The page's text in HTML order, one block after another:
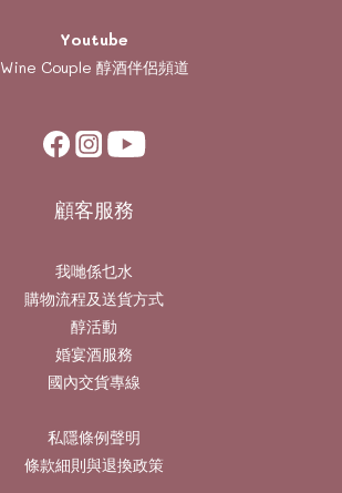
Youtube
Wine Couple 醇酒伴侶頻道
顧客服務
我哋係乜水
購物流程及送貨方式
醇活動
婚宴酒服務
國內交貨專線
私隱條例聲明
條款細則與退換政策